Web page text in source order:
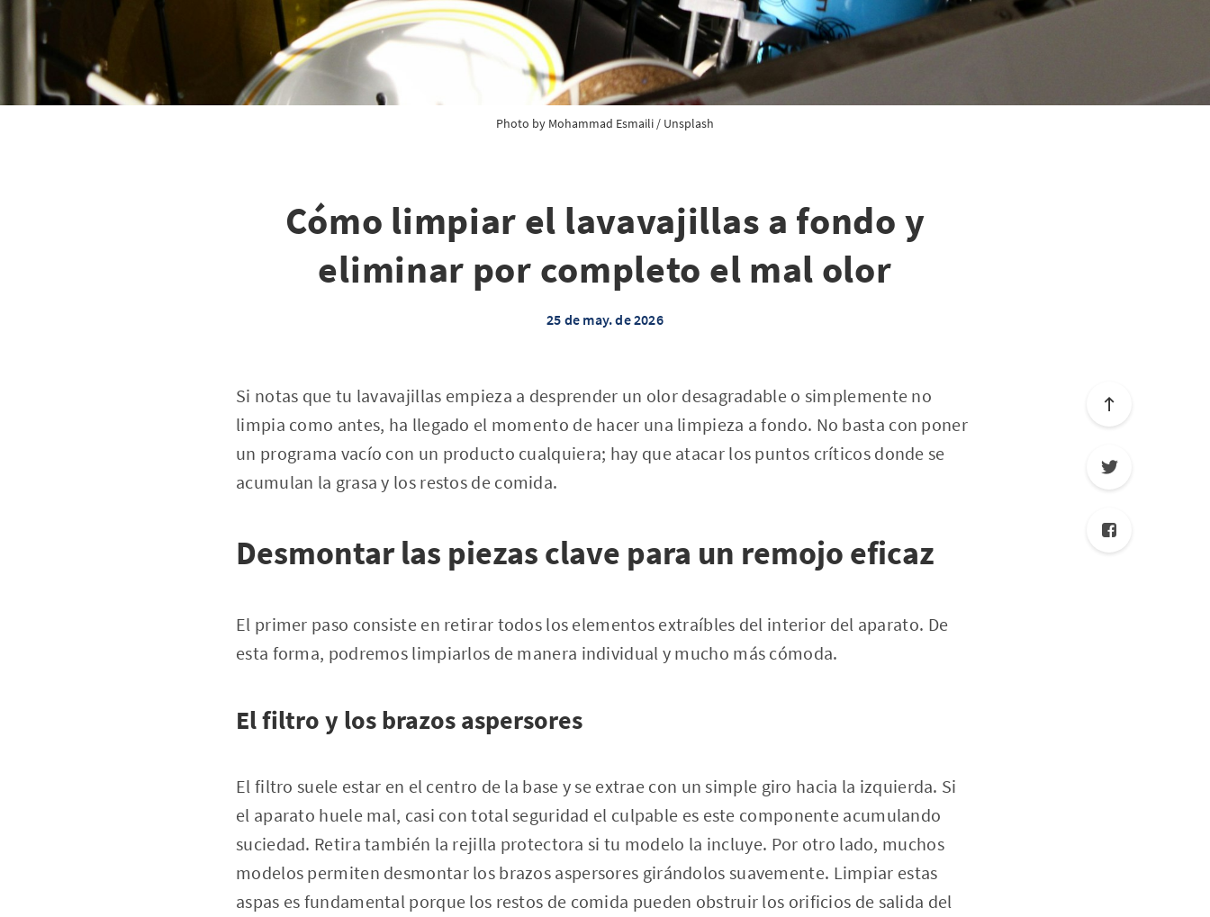
Photo by Mohammad Esmaili / Unsplash
Cómo limpiar el lavavajillas a fondo y
eliminar por completo el mal olor
25 de may. de 2026
Si notas que tu lavavajillas empieza a desprender un olor desagradable o simplemente no
limpia como antes, ha llegado el momento de hacer una limpieza a fondo. No basta con poner
un programa vacío con un producto cualquiera; hay que atacar los puntos críticos donde se
acumulan la grasa y los restos de comida.
Desmontar las piezas clave para un remojo eficaz
El primer paso consiste en retirar todos los elementos extraíbles del interior del aparato. De
esta forma, podremos limpiarlos de manera individual y mucho más cómoda.
El filtro y los brazos aspersores
El filtro suele estar en el centro de la base y se extrae con un simple giro hacia la izquierda. Si
el aparato huele mal, casi con total seguridad el culpable es este componente acumulando
suciedad. Retira también la rejilla protectora si tu modelo la incluye. Por otro lado, muchos
modelos permiten desmontar los brazos aspersores girándolos suavemente. Limpiar estas
aspas es fundamental porque los restos de comida pueden obstruir los orificios de salida del